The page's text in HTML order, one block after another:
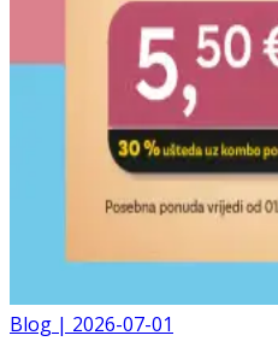
Blog | 2026-07-01